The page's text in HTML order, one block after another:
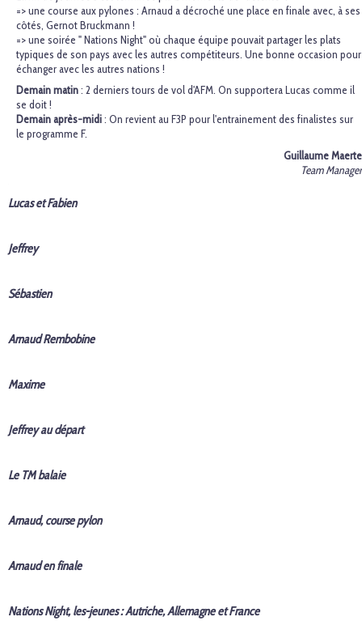
=> une course aux pylones : Arnaud a décroché une place en finale avec, à ses
côtés, Gernot Bruckmann !
=> une soirée " Nations Night" où chaque équipe pouvait partager les plats
typiques de son pays avec les autres compétiteurs. Une bonne occasion pour
échanger avec les autres nations !
Demain matin: 2 derniers tours de vol d'AFM. On supportera Lucas comme il
se doit !
Demain après-midi: On revient au F3P pour l'entrainement des finalistes sur
le programme F.
Guillaume Maerte
Team Manager
Lucas et Fabien
Jeffrey
Sébastien
Arnaud Rembobine
Maxime
Jeffrey au départ
Le TM balaie
Arnaud, course pylon
Arnaud en finale
Nations Night, les-jeunes : Autriche, Allemagne et France